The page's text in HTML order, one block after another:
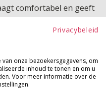
comfortabel en geeft
outfit, draag hem met
creëer telkens weer
must have waar je
Privacybeleid
onze bezoekersgegevens, om
inhoud te tonen en om u
Voor meer informatie over de